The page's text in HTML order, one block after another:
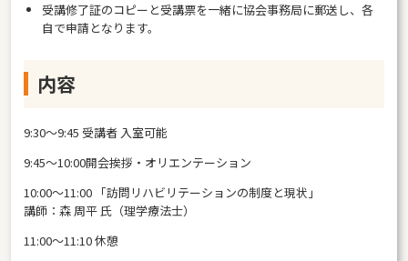
受講修了証のコピーと受講票を一緒に協会事務局に郵送し、各
自で申請となります。
内容
9:30～9:45 受講者 入室可能
9:45～10:00開会挨拶・オリエンテーション
10:00〜11:00 「訪問リハビリテーションの制度と現状」
講師：森 周平 氏（理学療法士）
11:00～11:10 休憩